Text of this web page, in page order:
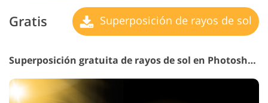
Gratis Superposición de rayos de sol
Superposición gratuita de rayos de sol en Photoshop n.° 16 "Space Refuge"